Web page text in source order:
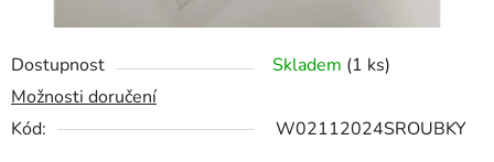
Dostupnost Skladem (1 ks)
Možnosti doručení
Kód:
W02112024SROUBKY